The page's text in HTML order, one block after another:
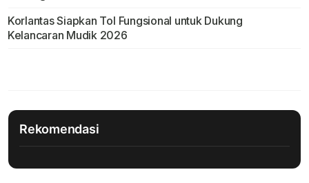
Korlantas Siapkan Tol Fungsional untuk Dukung
Kelancaran Mudik 2026
Rekomendasi